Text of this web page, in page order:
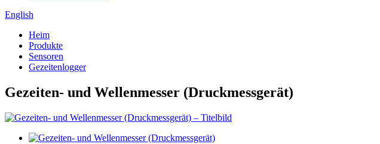
English
Heim
Produkte
Sensoren
Gezeitenlogger
Gezeiten- und Wellenmesser (Druckmessgerät)